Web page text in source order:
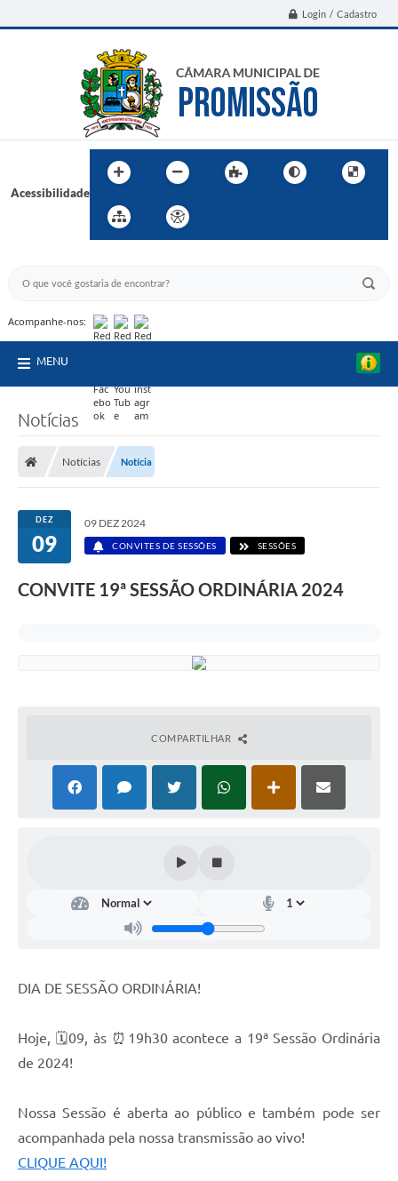
Login / Cadastro
Acessibilidade
Acompanhe-nos:
MENU
Notícias
Notícias Notícia
DEZ
09
09 DEZ 2024
CONVITES DE SESSÕES SESSÕES
CONVITE 19ª SESSÃO ORDINÁRIA 2024
COMPARTILHAR
DIA DE SESSÃO ORDINÁRIA!
Hoje, 🗓09, às ⏰19h30 acontece a 19ª Sessão Ordinária
de 2024!
Nossa Sessão é aberta ao público e também pode ser
acompanhada pela nossa transmissão ao vivo!
CLIQUE AQUI!